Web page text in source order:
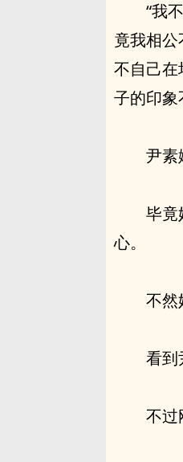
“我
竟我相
不自己
子的印象
尹素
毕竟
心。
不然
看到
不过